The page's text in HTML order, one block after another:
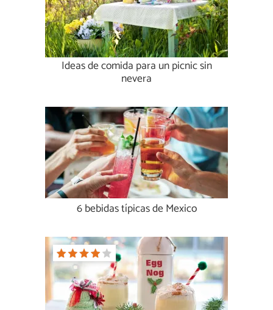
Ideas de comida para un picnic sin
nevera
6 bebidas típicas de Mexico